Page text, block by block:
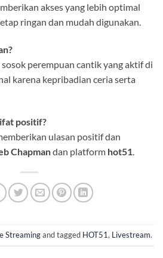
akses yang lebih optimal
ringan dan mudah digunakan.
perempuan cantik yang aktif di
karena kepribadian ceria serta
positif?
ulasan positif dan
Chapmandan platform hot51.
Streamingand tagged HOT51, Livestream.